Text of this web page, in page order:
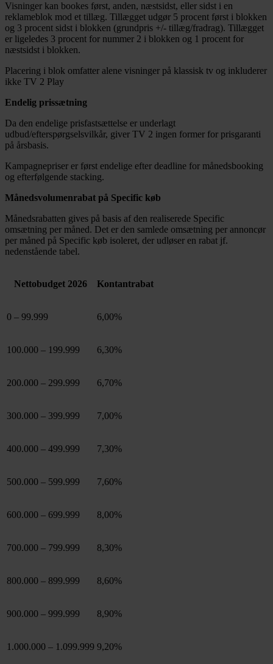
Visninger kan bookes først, anden, næstsidst, eller sidst i en
reklameblok mod et tillæg. Tillægget udgør 5 procent først i blokken
og 3 procent sidst i blokken (grundpris +/- tillæg/fradrag). Tillægget
er ligeledes 3 procent for nummer 2 i blokken og 1 procent for
næstsidst i blokken.
Placering i blok omfatter alene visninger på klassisk tv og inkluderer
ikke TV 2 Play
Endelig prissætning
Da den endelige prisfastsættelse er underlagt
udbud/efterspørgselsvilkår, giver TV 2 ingen former for prisgaranti
på årsbasis.
Kampagnepriser er først endelige efter deadline for månedsbooking
og efterfølgende stacking.
Månedsvolumenrabat på Specific køb
Månedsrabatten gives på basis af den realiserede Specific
omsætning per måned. Det er den samlede omsætning per annoncør
per måned på Specific køb isoleret, der udløser en rabat jf.
nedenstående tabel.
Nettobudget 2026 Kontantrabat
0 – 99.999 6,00%
100.000 – 199.999 6,30%
200.000 – 299.999 6,70%
300.000 – 399.999 7,00%
400.000 – 499.999 7,30%
500.000 – 599.999 7,60%
600.000 – 699.999 8,00%
700.000 – 799.999 8,30%
800.000 – 899.999 8,60%
900.000 – 999.999 8,90%
1.000.000 – 1.099.999 9,20%